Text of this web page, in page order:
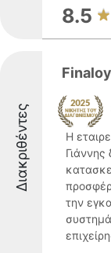
8.5
Διακριθέντες
Η
Γιάννης
την